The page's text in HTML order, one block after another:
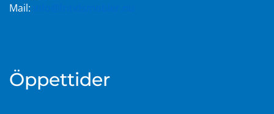
Mail:
Öppettider